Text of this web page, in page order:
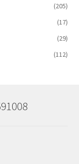
(205)
(17)
(29)
(112)